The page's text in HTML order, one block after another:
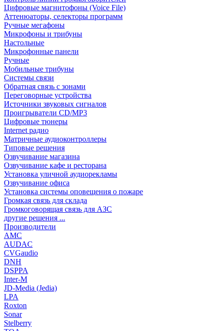
Цифровые магнитофоны (Voice File)
Аттенюаторы, селекторы программ
Ручные мегафоны
Микрофоны и трибуны
Настольные
Микрофонные панели
Ручные
Мобильные трибуны
Системы связи
Обратная связь с зонами
Переговорные устройства
Источники звуковых сигналов
Проигрыватели CD/MP3
Цифровые тюнеры
Internet радио
Матричные аудиоконтроллеры
Типовые решения
Озвучивание магазина
Озвучивание кафе и ресторана
Установка уличной аудиорекламы
Озвучивание офиса
Установка системы оповещения о пожаре
Громкая связь для склада
Громкоговорящая связь для АЗС
другие решения ...
Производители
AMC
AUDAC
CVGaudio
DNH
DSPPA
Inter-M
JD-Media (Jedia)
LPA
Roxton
Sonar
Stelberry